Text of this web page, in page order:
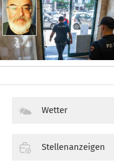
Wetter
Stellenanzeigen